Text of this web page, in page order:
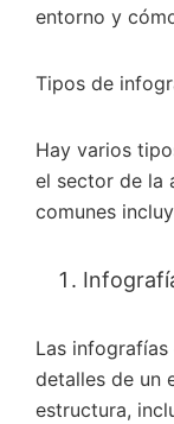
entorno y
Tipos de
Hay varios
el sector de la
comunes
Las
detalles de un
estructura,